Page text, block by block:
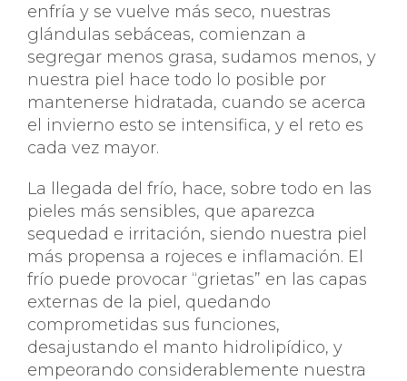
enfría y se vuelve más seco, nuestras
glándulas sebáceas, comienzan a
segregar menos grasa, sudamos menos, y
nuestra piel hace todo lo posible por
mantenerse hidratada, cuando se acerca
el invierno esto se intensifica, y el reto es
cada vez mayor.
La llegada del frío, hace, sobre todo en las
pieles más sensibles, que aparezca
sequedad e irritación, siendo nuestra piel
más propensa a rojeces e inflamación. El
frío puede provocar “grietas” en las capas
externas de la piel, quedando
comprometidas sus funciones,
desajustando el manto hidrolipídico, y
empeorando considerablemente nuestra